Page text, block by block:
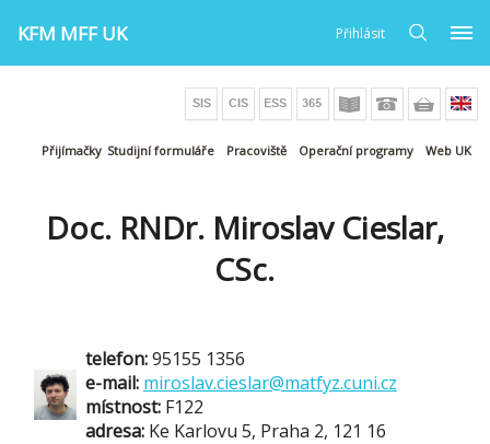
KFM MFF UK Přihlásit
Přijímačky Studijní formuláře Pracoviště Operační programy Web UK
Doc. RNDr. Miroslav Cieslar,
CSc.
telefon:95155 1356
e-mail: miroslav.cieslar@matfyz.cuni.cz
místnost:F122
adresa:Ke Karlovu 5, Praha 2, 121 16